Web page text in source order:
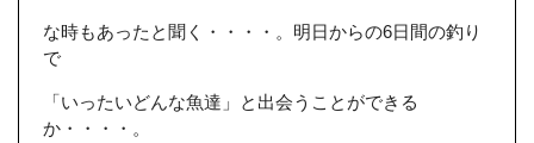
な時もあったと聞く・・・・。明日からの6日間の釣り
で
「いったいどんな魚達」と出会うことができる
か・・・・。